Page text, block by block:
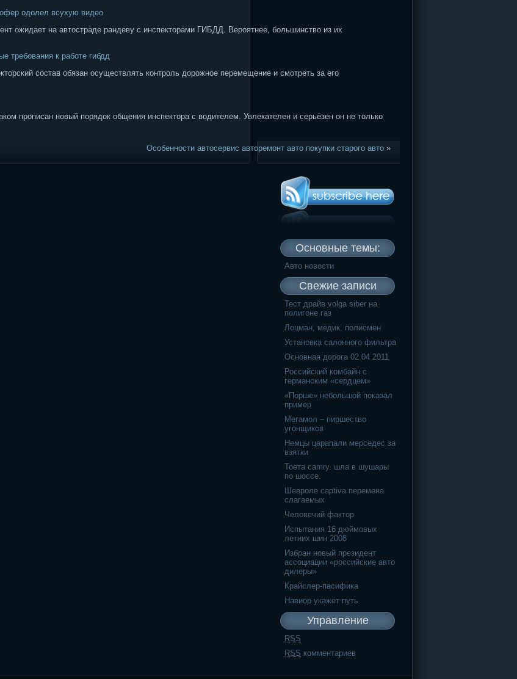
одолел всухую видео
ожидает на автостраде рандеву с инспекторами ГИБДД. Вероятнее, большинство из их
требования к работе гибдд
состав обязан осуществлять контроль дорожное перемещение и смотреть за его
прописан новый порядок общения инспектора с водителем. Увлекателен и серьёзен он не только
Особенности автосервис авторемонт авто покупки старого авто »
Основные темы:
Авто новости
Свежие записи
Тест драйв volga siber на
полигоне газ
Лоцман, медик, полисмен
Установка салонного фильтра
Основная дорога 02 04 2011
Российский комбайн с
германским «сердцем»
«Порше» небольшой показал
пример
Мегамол – пиршество
угонщиков
Немцы царапали мерседес за
взятки
Тоета camry. шла в шушары
по шоссе.
Шевроле captiva перемена
слагаемых
Человечий фактор
Испытания 16 дюймовых
летних шин 2008
Избран новый президент
ассоциации «российские авто
дилеры»
Крайслер-пасифика
Навиор укажет путь
Управление
RSS
RSS комментариев